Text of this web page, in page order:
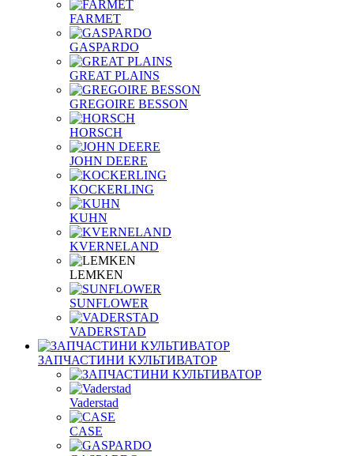
FARMET
GASPARDO
GREAT PLAINS
GREGOIRE BESSON
HORSCH
JOHN DEERE
KOCKERLING
KUHN
KVERNELAND
LEMKEN
SUNFLOWER
VADERSTAD
ЗАПЧАСТИНИ КУЛЬТИВАТОР
Vaderstad
CASE